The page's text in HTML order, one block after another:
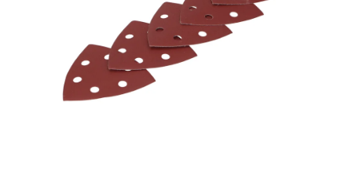
Ochranné pracovné pomôcky
Vianoce